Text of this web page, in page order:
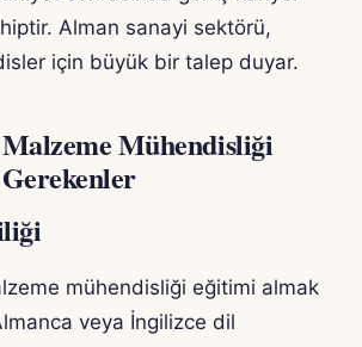
Alman sanayi sektörü,
için büyük bir talep duyar.
Mühendisliği
mühendisliği eğitimi almak
veya İngilizce dil